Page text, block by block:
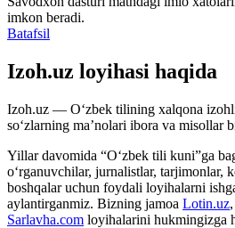
imkon beradi.
Batafsil
Izoh.uz loyihasi haqida
Izoh.uz — O‘zbek tilining xalqona
so‘zlarning ma’nolari ibora va misollar
Yillar davomida “O‘zbek tili kuni”ga
o‘rganuvchilar, jurnalistlar, tarjimonlar,
boshqalar uchun foydali loyihalarni
aylantirganmiz. Bizning jamoa Lotin.uz,
Sarlavha.com loyihalarini hukmingizga